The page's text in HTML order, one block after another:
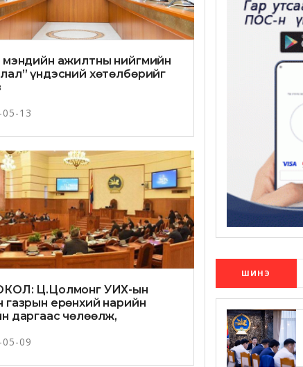
мэндийн ажилтны нийгмийн
үндэсний хөтөлбөрийг
13
Ц.Цолмонг УИХ-ын
газрын ерөнхий нарийн
даргаас чөлөөлж,
09
ШИНЭ